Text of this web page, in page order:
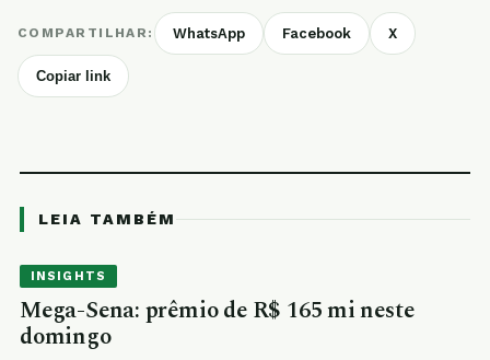
COMPARTILHAR: WhatsApp Facebook X
Copiar link
LEIA TAMBÉM
INSIGHTS
Mega-Sena: prêmio de R$ 165 mi neste
domingo